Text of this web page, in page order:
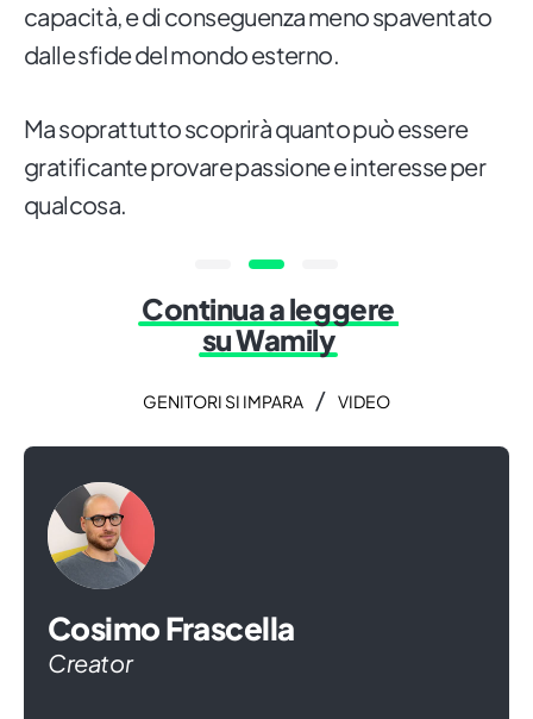
capacità, e di conseguenza meno spaventato
dalle sfide del mondo esterno.
Ma soprattutto scoprirà quanto può essere
gratificante provare passione e interesse per
qualcosa.
Continua a leggere
su Wamily
GENITORI SI IMPARA / VIDEO
Cosimo Frascella
Creator